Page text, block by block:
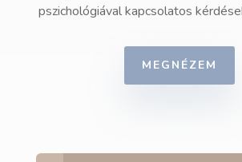
pszichológiával kapcsolatos
MEGNÉZEM